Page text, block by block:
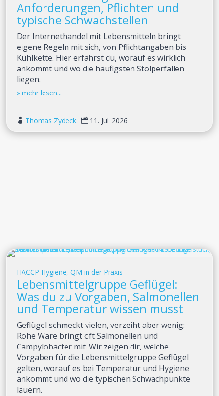
Anforderungen, Pflichten und
typische Schwachstellen
Der Internethandel mit Lebensmitteln bringt
eigene Regeln mit sich, von Pflichtangaben bis
Kühlkette. Hier erfährst du, worauf es wirklich
ankommt und wo die häufigsten Stolperfallen
liegen.
 Thomas Zydeck  11. Juli 2026
HACCP Hygiene,QM in der Praxis
Lebensmittelgruppe Geflügel:
Was du zu Vorgaben, Salmonellen
und Temperatur wissen musst
Geflügel schmeckt vielen, verzeiht aber wenig:
Rohe Ware bringt oft Salmonellen und
Campylobacter mit. Wir zeigen dir, welche
Vorgaben für die Lebensmittelgruppe Geflügel
gelten, worauf es bei Temperatur und Hygiene
ankommt und wo die typischen Schwachpunkte
lauern.